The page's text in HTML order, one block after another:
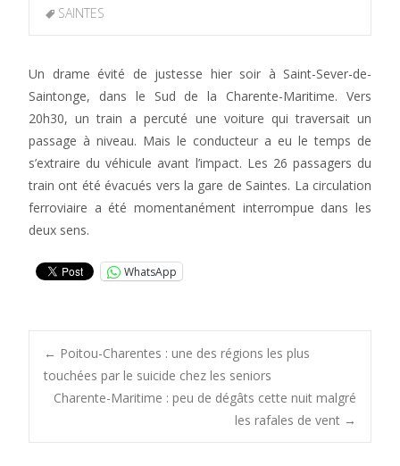
SAINTES
Un drame évité de justesse hier soir à Saint-Sever-de-
Saintonge, dans le Sud de la Charente-Maritime. Vers
20h30, un train a percuté une voiture qui traversait un
passage à niveau. Mais le conducteur a eu le temps de
s’extraire du véhicule avant l’impact. Les 26 passagers du
train ont été évacués vers la gare de Saintes. La circulation
ferroviaire a été momentanément interrompue dans les
deux sens.
WhatsApp
Post
navigation
← Poitou-Charentes : une des régions les plus
touchées par le suicide chez les seniors
Charente-Maritime : peu de dégâts cette nuit malgré
les rafales de vent →